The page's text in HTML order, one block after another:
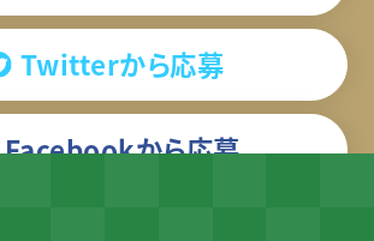
Twitterから応募
Facebookから応募